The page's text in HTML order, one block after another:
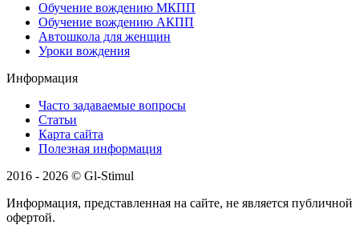
Обучение вождению МКПП
Обучение вождению АКПП
Автошкола для женщин
Уроки вождения
Информация
Часто задаваемые вопросы
Статьи
Карта сайта
Полезная информация
2016 - 2026 © Gl-Stimul
Информация, представленная на сайте, не является публичной
офертой.